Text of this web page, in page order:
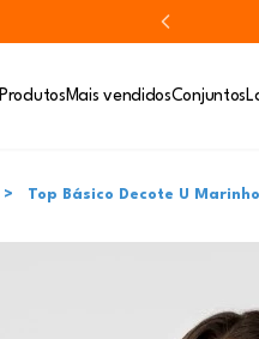
Produtos Mais vendidosConjuntos
Top Básico Decote U Marinho